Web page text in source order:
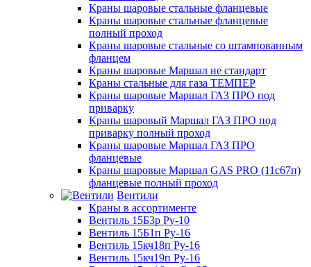
Краны шаровые стальные фланцевые
Краны шаровые стальные фланцевые
полный проход
Краны шаровые стальные со штампованным
фланцем
Краны шаровые Маршал не стандарт
Краны стальные для газа ТЕМПЕР
Краны шаровые Маршал ГАЗ ПРО под
приварку
Краны шаровый Маршал ГАЗ ПРО под
приварку полный проход
Краны шаровые Маршал ГАЗ ПРО
фланцевые
Краны шаровые Маршал GAS PRO (11с67п)
фланцевые полный проход
Вентили
Краны в ассортименте
Вентиль 15Б3р Ру-10
Вентиль 15Б1п Ру-16
Вентиль 15кч18п Ру-16
Вентиль 15кч19п Ру-16